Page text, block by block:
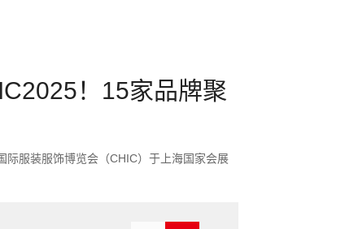
！15家品牌聚
服装服饰博览会（CHIC）于上海国家会展